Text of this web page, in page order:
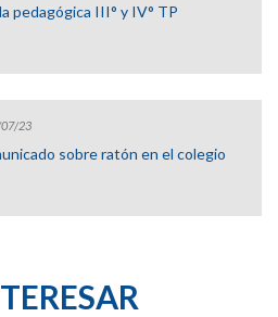
pedagógica III° y IV° TP
23
sobre ratón en el colegio